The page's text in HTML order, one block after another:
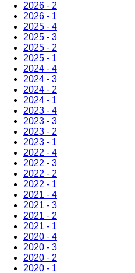
2026 - 2
2026 - 1
2025 - 4
2025 - 3
2025 - 2
2025 - 1
2024 - 4
2024 - 3
2024 - 2
2024 - 1
2023 - 4
2023 - 3
2023 - 2
2023 - 1
2022 - 4
2022 - 3
2022 - 2
2022 - 1
2021 - 4
2021 - 3
2021 - 2
2021 - 1
2020 - 4
2020 - 3
2020 - 2
2020 - 1